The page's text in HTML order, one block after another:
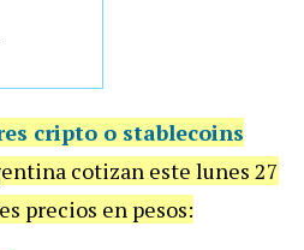
cripto o stablecoins
cotizan este lunes 27
precios en pesos: